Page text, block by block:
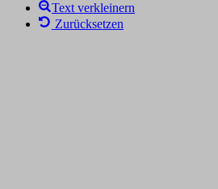
Text verkleinern
Zurücksetzen